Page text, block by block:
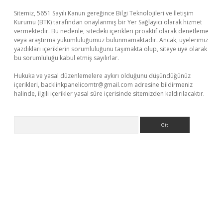
Sitemiz, 5651 Sayılı Kanun gereğince Bilgi Teknolojileri ve İletişim
Kurumu (BTK) tarafından onaylanmış bir Yer Sağlayıcı olarak hizmet
vermektedir. Bu nedenle, sitedeki içerikleri proaktif olarak denetleme
veya araştırma yükümlülüğümüz bulunmamaktadır. Ancak, üyelerimiz
yazdıkları içeriklerin sorumluluğunu taşımakta olup, siteye üye olarak
bu sorumluluğu kabul etmiş sayılırlar.
Hukuka ve yasal düzenlemelere aykırı olduğunu düşündüğünüz
içerikleri, backlinkpanelicomtr@gmail.com adresine bildirmeniz
halinde, ilgili içerikler yasal süre içerisinde sitemizden kaldırılacaktır.